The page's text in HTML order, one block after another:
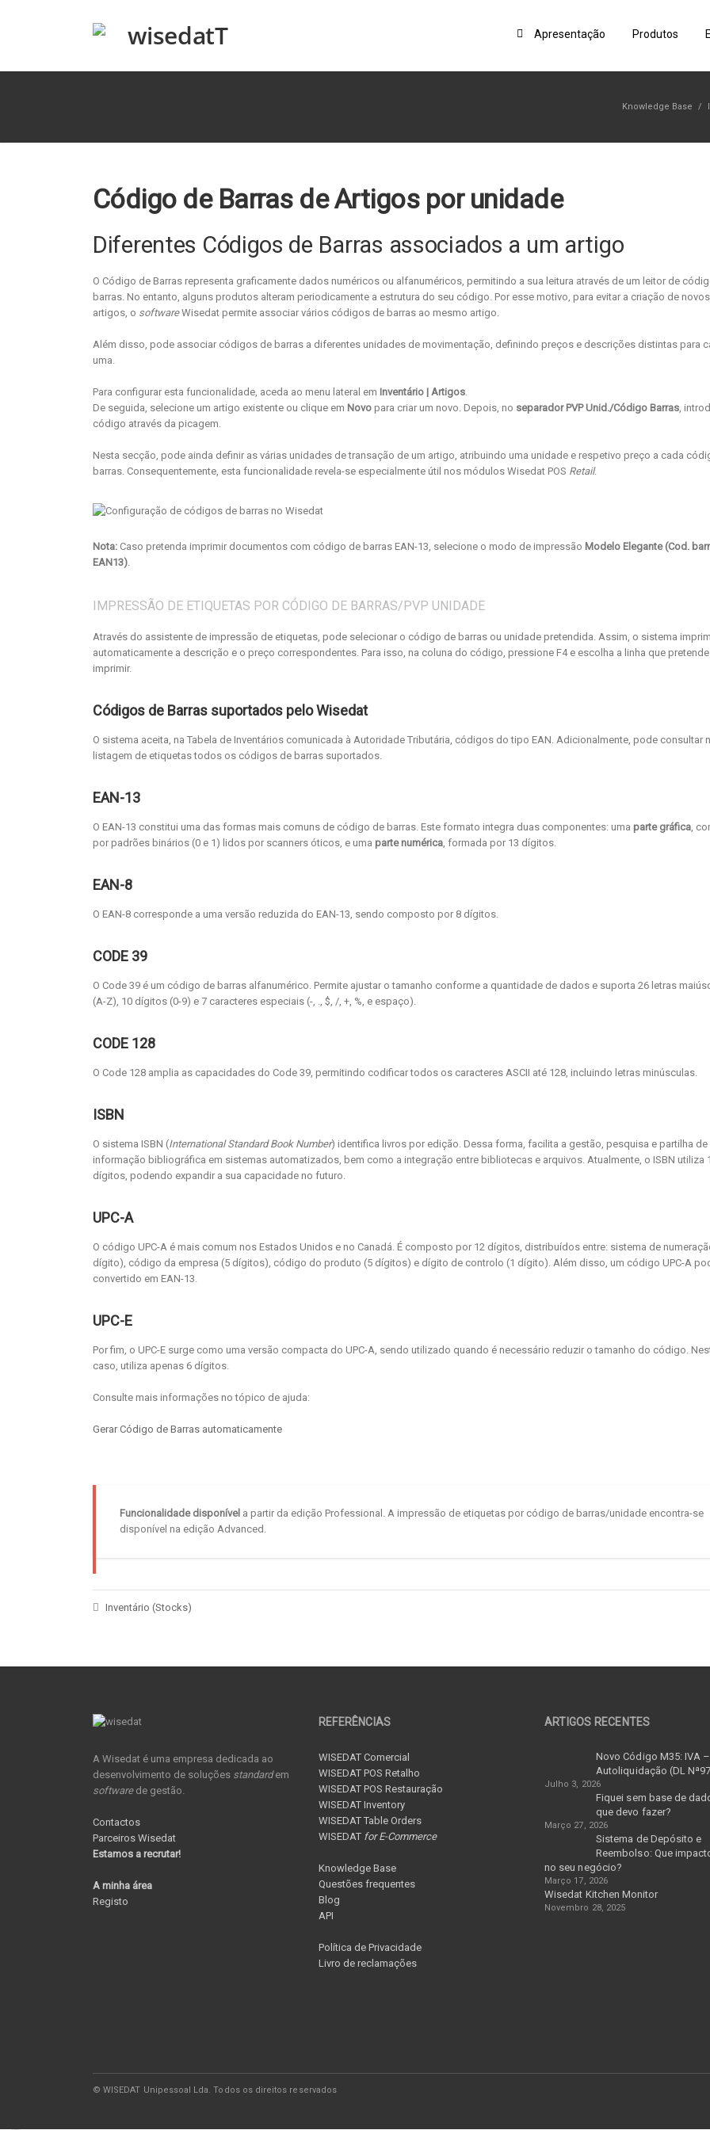
Apresentação Produtos
Knowledge Base /
Código de Barras de Artigos por unidade
Diferentes Códigos de Barras associados a um artigo
O Código de Barras representa graficamente dados numéricos ou alfanuméricos, permitindo a sua leitura através de um leitor de
barras. No entanto, alguns produtos alteram periodicamente a estrutura do seu código. Por esse motivo, para evitar a criação de novos
artigos, o softwareWisedat permite associar vários códigos de barras ao mesmo artigo.
Além disso, pode associar códigos de barras a diferentes unidades de movimentação, definindo preços e descrições distintas para
uma.
Para configurar esta funcionalidade, aceda ao menu lateral em Inventário | Artigos.
De seguida, selecione um artigo existente ou clique em Novo para criar um novo. Depois, no separador PVP Unid./Código Barras,
código através da picagem.
Nesta secção, pode ainda definir as várias unidades de transação de um artigo, atribuindo uma unidade e respetivo preço a cada
barras. Consequentemente, esta funcionalidade revela-se especialmente útil nos módulos Wisedat POS Retail.
Nota: Caso pretenda imprimir documentos com código de barras EAN-13, selecione o modo de impressão Modelo Elegante (Cod.
EAN13).
IMPRESSÃO DE ETIQUETAS POR CÓDIGO DE BARRAS/PVP UNIDADE
Através do assistente de impressão de etiquetas, pode selecionar o código de barras ou unidade pretendida. Assim, o sistema
automaticamente a descrição e o preço correspondentes. Para isso, na coluna do código, pressione F4 e escolha a linha que pretende
imprimir.
Códigos de Barras suportados pelo Wisedat
O sistema aceita, na Tabela de Inventários comunicada à Autoridade Tributária, códigos do tipo EAN. Adicionalmente, pode consultar
listagem de etiquetas todos os códigos de barras suportados.
EAN-13
O EAN-13 constitui uma das formas mais comuns de código de barras. Este formato integra duas componentes: uma parte gráfica,
por padrões binários (0 e 1) lidos por scanners óticos, e uma parte numérica, formada por 13 dígitos.
EAN-8
O EAN-8 corresponde a uma versão reduzida do EAN-13, sendo composto por 8 dígitos.
CODE 39
O Code 39 é um código de barras alfanumérico. Permite ajustar o tamanho conforme a quantidade de dados e suporta 26 letras
(A-Z), 10 dígitos (0-9) e 7 caracteres especiais (-, ., $, /, +, %, e espaço).
CODE 128
O Code 128 amplia as capacidades do Code 39, permitindo codificar todos os caracteres ASCII até 128, incluindo letras minúsculas.
ISBN
O sistema ISBN (International Standard Book Number) identifica livros por edição. Dessa forma, facilita a gestão, pesquisa e partilha de
informação bibliográfica em sistemas automatizados, bem como a integração entre bibliotecas e arquivos. Atualmente, o ISBN utiliza
dígitos, podendo expandir a sua capacidade no futuro.
UPC-A
O código UPC-A é mais comum nos Estados Unidos e no Canadá. É composto por 12 dígitos, distribuídos entre: sistema de
dígito), código da empresa (5 dígitos), código do produto (5 dígitos) e dígito de controlo (1 dígito). Além disso, um código UPC-A
convertido em EAN-13.
UPC-E
Por fim, o UPC-E surge como uma versão compacta do UPC-A, sendo utilizado quando é necessário reduzir o tamanho do código.
caso, utiliza apenas 6 dígitos.
Consulte mais informações no tópico de ajuda:
Gerar Código de Barras automaticamente
Funcionalidade disponível a partir da edição Professional. A impressão de etiquetas por código de barras/unidade encontra-se
disponível na edição Advanced.
Inventário (Stocks)
A Wisedat é uma empresa dedicada ao
desenvolvimento de soluções standardem
softwarede gestão.
Contactos
Parceiros Wisedat
Estamos a recrutar!
A minha área
Registo
REFERÊNCIAS
WISEDAT Comercial
WISEDAT POS Retalho
WISEDAT POS Restauração
WISEDAT Inventory
WISEDAT Table Orders
WISEDAT for E-Commerce
Knowledge Base
Questões frequentes
Blog
API
Política de Privacidade
Livro de reclamações
ARTIGOS RECENTES
Novo Código M35: IVA –
Autoliquidação (DL
Julho 3, 2026
Fiquei sem base de
que devo fazer?
Março 27, 2026
Sistema de Depósito e
Reembolso: Que
no seu negócio?
Março 17, 2026
Wisedat Kitchen Monitor
Novembro 28, 2025
© WISEDAT Unipessoal Lda. Todos os direitos reservados